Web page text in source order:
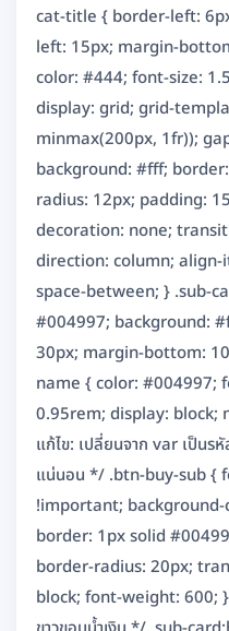
cat-title { border-left:
left: 15px; margin-
color: #444; font-size:
display: grid; grid-
minmax(200px, 1fr));
background: #fff;
radius: 12px; padding:
decoration: none;
direction: column;
space-between; } .sub-
#004997; background:
30px; margin-bottom:
name { color: #004997;
0.95rem; display:
แก้ไข: เปลี่ยนจาก var เป็นร
แน่นอน */ .btn-buy-sub {
!important;
border: 1px solid
border-radius: 20px;
block; font-weight: 600;